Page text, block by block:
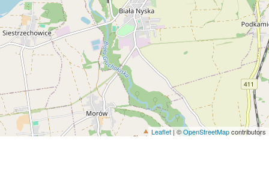
Leaflet| ©OpenStreetMapcontributors